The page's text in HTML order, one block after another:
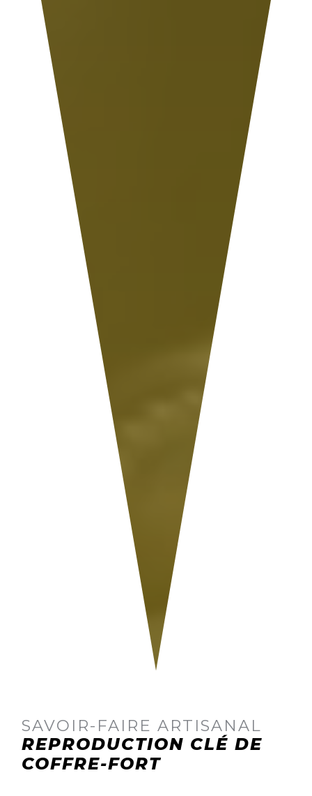
SAVOIR-FAIRE ARTISANAL
REPRODUCTION CLÉ DE
COFFRE-FORT